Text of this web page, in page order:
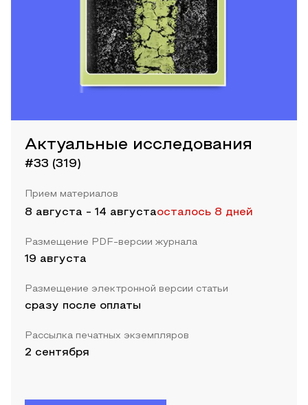
Актуальные исследования
#33 (319)
Прием материалов
8 августа - 14 августаосталось 8 дней
Размещение PDF-версии журнала
19 августа
Размещение электронной версии статьи
сразу после оплаты
Рассылка печатных экземпляров
2 сентября